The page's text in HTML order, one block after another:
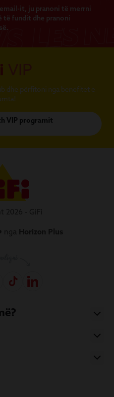
it, ju pranoni të merrni
të fundit dhe pranoni
dhe përfitoni nga benefitet e
VIP programit